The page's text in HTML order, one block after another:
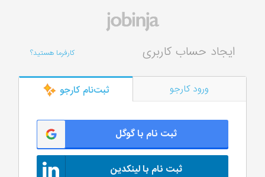
کارفرما هستید؟ ایجاد حساب کاربری
ورود کارجو ثبت‌‌نام کارجو
ثبت نام با گوگل
ثبت نام با لینکدین